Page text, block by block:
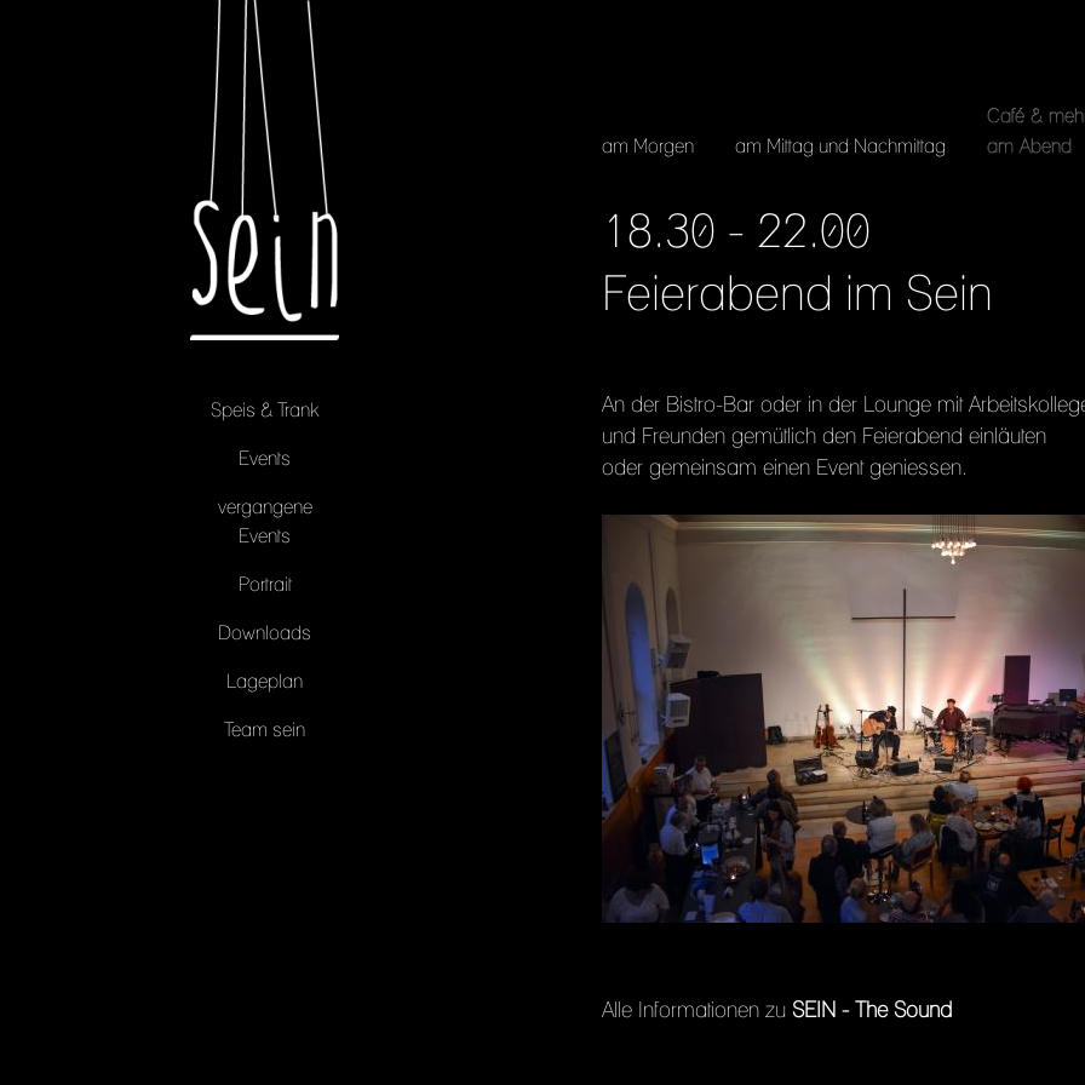
Speis & Trank
Events
vergangene
Events
Portrait
Downloads
Lageplan
Team sein
am Morgen am Mittag und Nachmittag am Abend
Café &
18.30 - 22.00
Feierabend im Sein
An der Bistro-Bar oder in der Lounge mit
und Freunden gemütlich den Feierabend einläuten
oder gemeinsam einen Event geniessen.
Alle Informationen zu SEIN - The Sound